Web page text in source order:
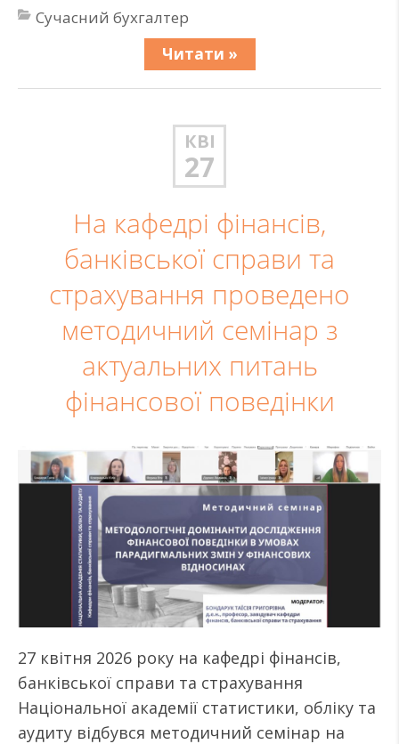
Сучасний бухгалтер
Читати »
КВІ
27
На кафедрі фінансів,
банківської справи та
страхування проведено
методичний семінар з
актуальних питань
фінансової поведінки
27 квітня 2026 року на кафедрі фінансів,
банківської справи та страхування
Національної академії статистики, обліку та
аудиту відбувся методичний семінар на